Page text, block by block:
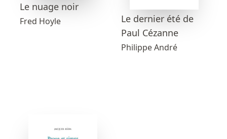
Le nuage noir
Fred Hoyle
Le dernier été de
Paul Cézanne
Philippe André